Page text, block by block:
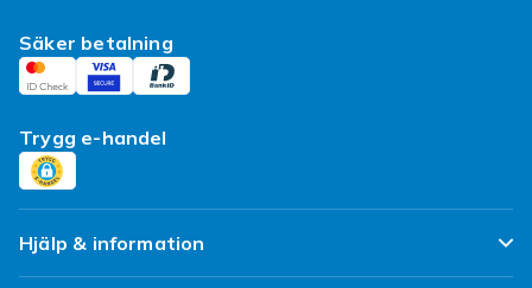
Handla radiostyrda bilar hos
Fyndiq
Hos Fyndiq hittar du ett brett utbud av
radiostyrda bilar till konkurrenskraftiga priser,
med alltid billig frakt och ett sortiment som
fylls på dagligen. Ge järnet – fynda rätt RC-bil
Säker betalning
Trygg e-handel
Hjälp & information